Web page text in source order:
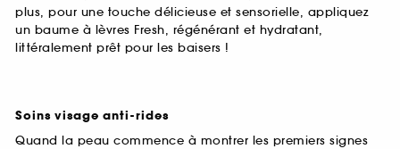
plus, pour une touche délicieuse et sensorielle, appliquez
un baume à lèvres Fresh, régénérant et hydratant,
littéralement prêt pour les baisers !
Soins visage anti-rides
Quand la peau commence à montrer les premiers signes